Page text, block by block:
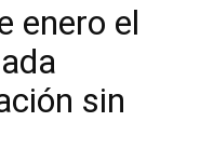
enero el
sin